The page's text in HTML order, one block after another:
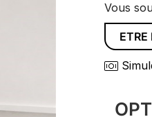
Vous
ETRE